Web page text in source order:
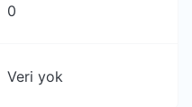
0
Veri yok